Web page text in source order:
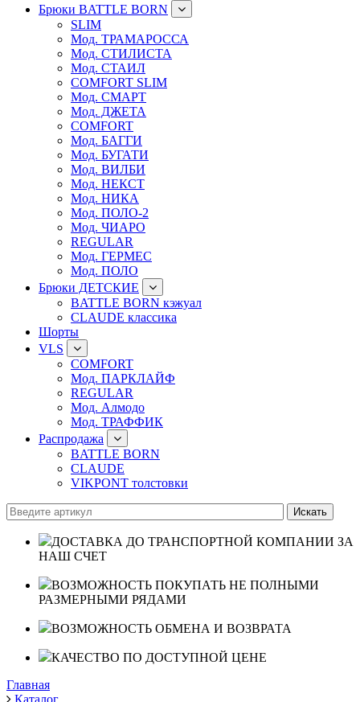
Брюки BATTLE BORN
SLIM
Мод. ТРАМАРОССА
Мод. СТИЛИСТА
Мод. СТАИЛ
COMFORT SLIM
Мод. СМАРТ
Мод. ДЖЕТА
COMFORT
Мод. БАГГИ
Мод. БУГАТИ
Мод. ВИЛБИ
Мод. НЕКСТ
Мод. НИКА
Мод. ПОЛО-2
Мод. ЧИАРО
REGULAR
Мод. ГЕРМЕС
Мод. ПОЛО
Брюки ДЕТСКИЕ
BATTLE BORN кэжуал
CLAUDE классика
Шорты
VLS
COMFORT
Мод. ПАРКЛАЙФ
REGULAR
Мод. Алмодо
Мод. ТРАФФИК
Распродажа
BATTLE BORN
CLAUDE
VIKPONT толстовки
ДОСТАВКА ДО ТРАНСПОРТНОЙ КОМПАНИИ ЗА
НАШ СЧЕТ
ВОЗМОЖНОСТЬ ПОКУПАТЬ НЕ ПОЛНЫМИ
РАЗМЕРНЫМИ РЯДАМИ
ВОЗМОЖНОСТЬ ОБМЕНА И ВОЗВРАТА
КАЧЕСТВО ПО ДОСТУПНОЙ ЦЕНЕ
Главная
Каталог